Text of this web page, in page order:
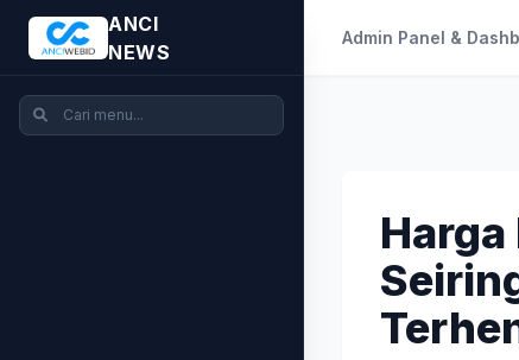
ANCI
NEWS
Admin Panel &